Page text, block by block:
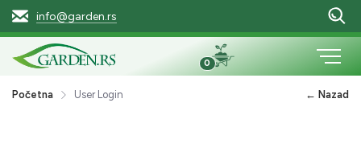
info@garden.rs
0
Početna User Login ← Nazad